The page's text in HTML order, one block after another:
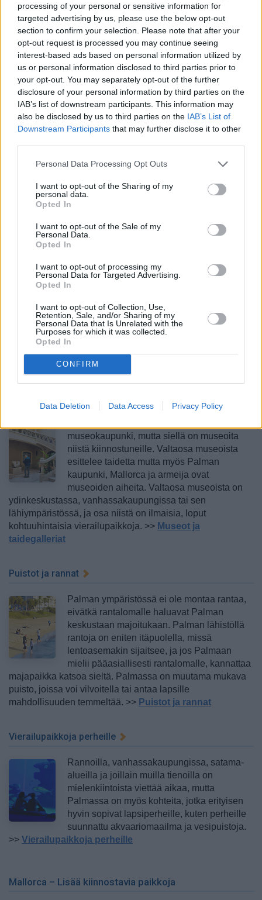
processing of your personal or sensitive information for
targeted advertising by us, please use the below opt-out
section to confirm your selection. Please note that after your
opt-out request is processed you may continue seeing
interest-based ads based on personal information utilized by
us or personal information disclosed to third parties prior to
your opt-out. You may separately opt-out of the further
disclosure of your personal information by third parties on the
IAB’s list of downstream participants. This information may
also be disclosed by us to third parties on the IAB’s List of
Downstream Participants that may further disclose it to other
Personal Data Processing Opt Outs
I want to opt-out of the Sharing of my
personal data.
Opted In
I want to opt-out of the Sale of my
Personal Data.
Opted In
I want to opt-out of processing my
Personal Data for Targeted Advertising.
Opted In
I want to opt-out of Collection, Use,
Retention, Sale, and/or Sharing of my
Personal Data that Is Unrelated with the
Purposes for which it was collected.
Opted In
CONFIRM
Data Deletion Data Access Privacy Policy
Lähistöllä olevat rantalomakohteet
Valtaosa Mallorcalle suuntaavista
lomailijoista ei itse asiassa vietä öitään
Palmassa, vaan useimmiten kohteena ovat
saaren pienet rantalomapaikat. Platja de
Palma on Palman itäpuolella oleva
rantalomapaikka. Palman länsipuolella
olevat rantalomapaikat alkavat Cala Majorista, jossa on
jonkin verran elämää talvellakin, mutta sen jälkeen tulevat
lomapaikat eli Palmanova, Magaluf ja Santa Ponça ovat
saaren vilkkaimpia paikkoja kesällä mutta eräitä kaikkein
hiljaisimpia marraskuulta maaliskuulle. >>
Lähistöllä
Merkittävimmät nähtävyydet
Palmassa ei ole paljon merkittäviä
nähtävyyksiä, mutta siellä on mukava
aikana. Valtaosa merkittävästä nähtävästä
on vanhassakaupungissa tai sen lähellä, ja
tutustumalla näkee samalla kaupungin kauneimpia ja
mielenkiintoisimpia osia. Nähtävyyksiin on pääsymaksuja,
mutta mitään kaupunkikorttia, jolla pääsisi ilmaiseksi
nähtävyydet
museokaupunki, mutta siellä on museoita
niistä kiinnostuneille. Valtaosa museoista
esittelee taidetta mutta myös Palman
kaupunki, Mallorca ja armeija ovat
museoiden aiheita. Valtaosa museoista on
ydinkeskustassa, vanhassakaupungissa tai sen
lähiympäristössä, ja osa niistä on ilmaisia, loput
kohtuuhintaisia vierailupaikkoja. >> Museot ja
taidegalleriat
Puistot ja rannat
Palman ympäristössä ei ole montaa rantaa,
eivätkä rantalomalle haluavat Palman
keskustaan majoitukaan. Palman lähistöllä
rantoja on eniten itäpuolella, missä
lentoasemakin sijaitsee, ja jos Palmaan
mielii pääasiallisesti rantalomalle, kannattaa
majapaikka katsoa sieltä. Palmassa on muutama mukava
puisto, joissa voi vilvoitella tai antaa lapsille
mahdollisuuden temmeltää. >> Puistot ja rannat
Vierailupaikkoja perheille
Rannoilla, vanhassakaupungissa, satama-
alueilla ja joillain muilla tienoilla on
mielenkiintoista viettää aikaa, mutta
Palmassa on myös kohteita, jotka erityisen
hyvin sopivat lapsiperheille, kuten perheille
suunnattu akvaariomaailma ja vesipuistoja.
>> Vierailupaikkoja perheille
Mallorca – Lisää kiinnostavia paikkoja